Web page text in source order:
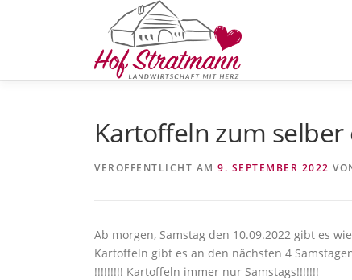
Kartoffeln zum
VERÖFFENTLICHT AM 9. SEPTEMBER 2022
Ab morgen, Samstag den 10.09.2022 gibt es
Kartoffeln gibt es an den nächsten 4
!!!!!!!!! Kartoffeln immer nur Samstags!!!!!!!